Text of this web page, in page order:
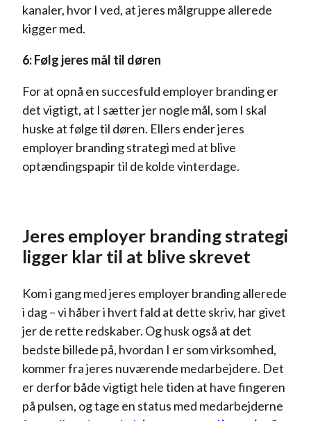
kanaler, hvor I ved, at jeres målgruppe allerede
kigger med.
6: Følg jeres mål til døren
For at opnå en succesfuld employer branding er
det vigtigt, at I sætter jer nogle mål, som I skal
huske at følge til døren. Ellers ender jeres
employer branding strategi med at blive
optændingspapir til de kolde vinterdage.
Jeres employer branding strategi
ligger klar til at blive skrevet
Kom i gang med jeres employer branding allerede
i dag – vi håber i hvert fald at dette skriv, har givet
jer de rette redskaber. Og husk også at det
bedste billede på, hvordan I er som virksomhed,
kommer fra jeres nuværende medarbejdere. Det
er derfor både vigtigt hele tiden at have fingeren
på pulsen, og tage en status med medarbejderne